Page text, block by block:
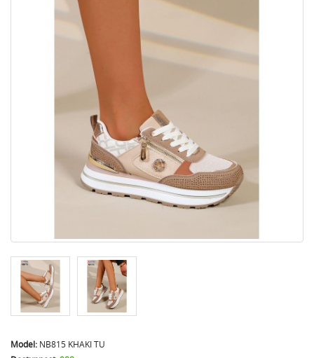
Model: NB815 KHAKI TU